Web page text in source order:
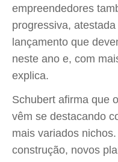
empreendedores
progressiva,
lançamento que
neste ano e, com
explica.
Schubert afirma que
vêm se destacando
mais variados
construção, novos